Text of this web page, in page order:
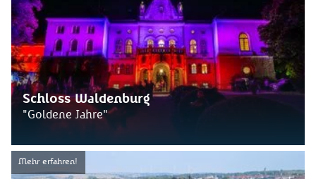
Schloss Waldenburg
"Goldene Jahre"
Mehr erfahren!